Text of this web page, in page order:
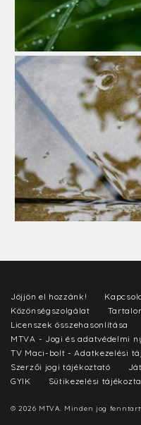
Jöjjön el hozzánk!
Közönségszolgálat
Licenszek összehasonlítása
MTVA - Jogi és adatvédelmi
TV Maci-bolt - Adatkezelési
Szerzői jogi tájékoztató
GYIK
Sütikezelési
© 2026 MTVA. Minden jog